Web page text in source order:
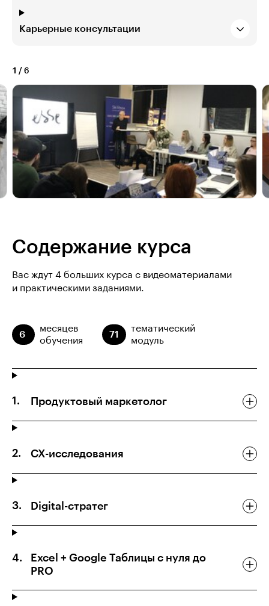
Карьерные консультации
1 / 6
Содержание курса
Вас ждут 4 больших курса с видеоматериалами
и практическими заданиями.
6
месяцев
обучения
71
тематический
модуль
Продуктовый маркетолог
CX-исследования
Digital-стратег
Excel + Google Таблицы с нуля до
PRO